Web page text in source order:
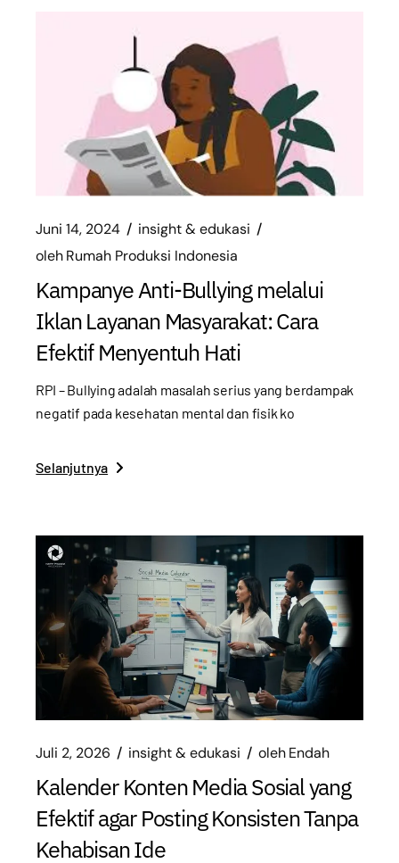
Juni 14, 2024
insight & edukasi
olehRumah Produksi Indonesia
Kampanye Anti-Bullying melalui
Iklan Layanan Masyarakat: Cara
Efektif Menyentuh Hati
RPI – Bullying adalah masalah serius yang berdampak
negatif pada kesehatan mental dan fisik ko
Selanjutnya
Juli 2, 2026 insight & edukasi olehEndah
Kalender Konten Media Sosial yang
Efektif agar Posting Konsisten Tanpa
Kehabisan Ide